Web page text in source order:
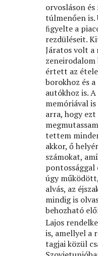
orvosláson
túlmenően
ﬁgyelte a
rezdüléseit.
Járatos volt
zeneirodalom
értett az
borokhoz és a
autókhoz is.
memóriával
arra, hogy ezt
tettem
akkor, ő
számokat,
úgy
alvás, az
mindig is
behozható
Lajos
is, amellyel a
tagjai közül